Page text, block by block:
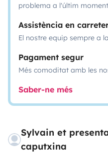
problema a l'últim
Assistència en
El nostre equip sempre a
Pagament segur
Més comoditat amb les
Saber-ne més
Sylvain et
caputxina